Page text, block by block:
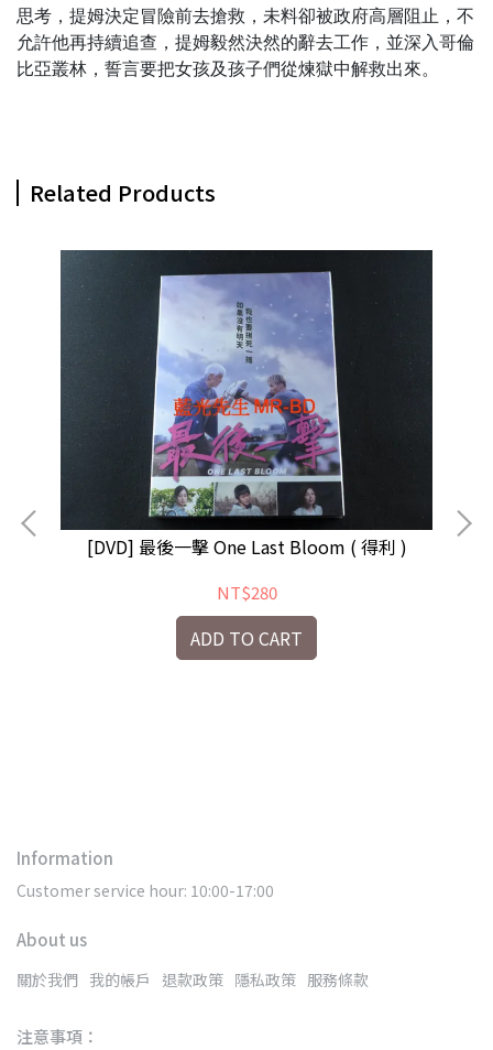
思考，提姆決定冒險前去搶救，未料卻被政府高層阻止，不
允許他再持續追查，提姆毅然決然的辭去工作，並深入哥倫
比亞叢林，誓言要把女孩及孩子們從煉獄中解救出來。
Related Products
[DVD] 最後一擊 One Last Bloom ( 得利 )
NT$280
ADD TO CART
Information
Customer service hour: 10:00-17:00
About us
關於我們 我的帳戶 退款政策 隱私政策 服務條款
注意事項：